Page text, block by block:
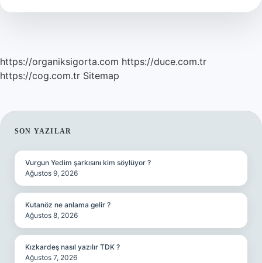
Zaman
https://organiksigorta.com https://duce.com.tr
https://cog.com.tr Sitemap
SIDEBAR
SON YAZILAR
Vurgun Yedim şarkısını kim söylüyor ?
Ağustos 9, 2026
Kutanöz ne anlama gelir ?
Ağustos 8, 2026
Kızkardeş nasıl yazılır TDK ?
Ağustos 7, 2026